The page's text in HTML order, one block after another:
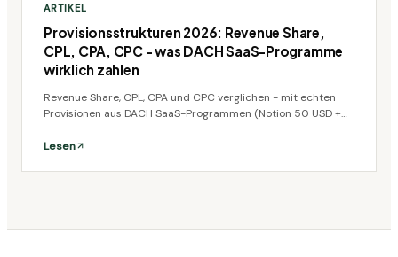
ARTIKEL
Provisionsstrukturen 2026: Revenue Share,
CPL, CPA, CPC - was DACH SaaS-Programme
wirklich zahlen
Revenue Share, CPL, CPA und CPC verglichen - mit echten
Provisionen aus DACH SaaS-Programmen (Notion 50 USD +
Awin-Netzwerkkosten und UWG-Kennzeichnungspflicht.
Lesen